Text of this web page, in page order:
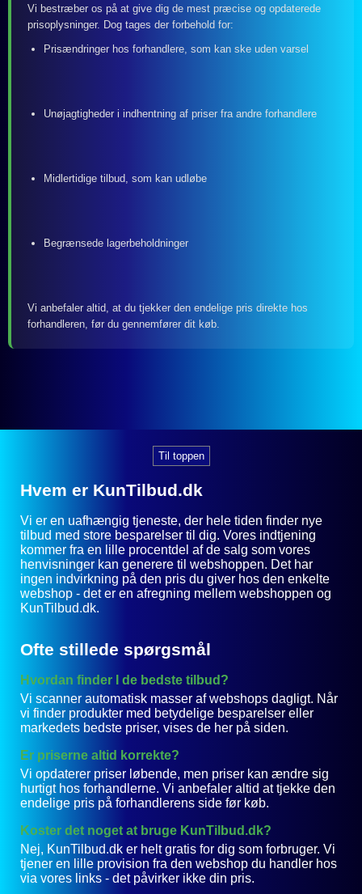
Vi bestræber os på at give dig de mest præcise og opdaterede
prisoplysninger. Dog tages der forbehold for:
Prisændringer hos forhandlere, som kan ske uden varsel
Unøjagtigheder i indhentning af priser fra andre forhandlere
Midlertidige tilbud, som kan udløbe
Begrænsede lagerbeholdninger
Vi anbefaler altid, at du tjekker den endelige pris direkte hos
forhandleren, før du gennemfører dit køb.
Til toppen
Hvem er KunTilbud.dk
Vi er en uafhængig tjeneste, der hele tiden finder nye
tilbud med store besparelser til dig. Vores indtjening
kommer fra en lille procentdel af de salg som vores
henvisninger kan generere til webshoppen. Det har
ingen indvirkning på den pris du giver hos den enkelte
webshop - det er en afregning mellem webshoppen og
KunTilbud.dk.
Ofte stillede spørgsmål
Hvordan finder I de bedste tilbud?
Vi scanner automatisk masser af webshops dagligt. Når
vi finder produkter med betydelige besparelser eller
markedets bedste priser, vises de her på siden.
Er priserne altid korrekte?
Vi opdaterer priser løbende, men priser kan ændre sig
hurtigt hos forhandlerne. Vi anbefaler altid at tjekke den
endelige pris på forhandlerens side før køb.
Koster det noget at bruge KunTilbud.dk?
Nej, KunTilbud.dk er helt gratis for dig som forbruger. Vi
tjener en lille provision fra den webshop du handler hos
via vores links - det påvirker ikke din pris.